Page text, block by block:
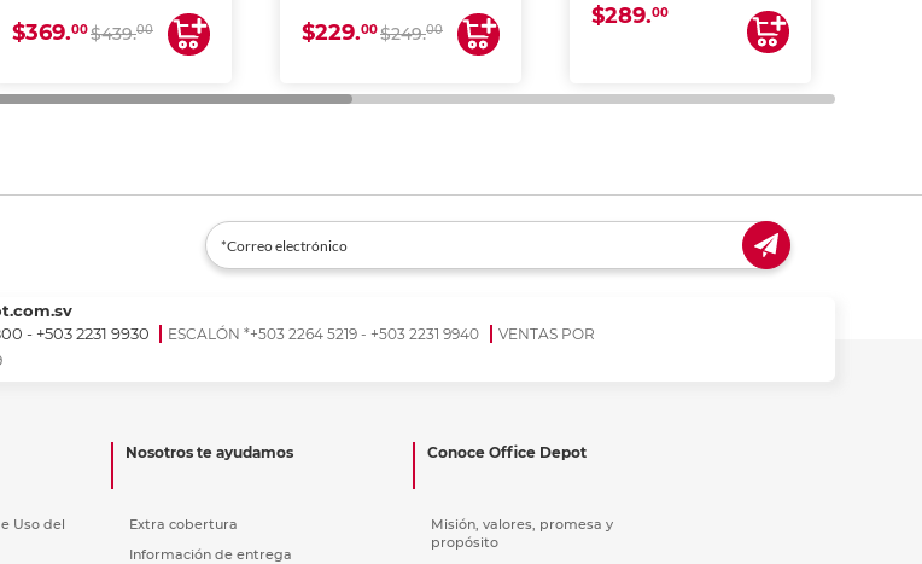
$369.00$439.00 $229.00$249.00
$289.00
- +503 2231 9930
ESCALÓN *+503 2264 5219 - +503 2231 9940
VENTAS POR
Uso del
Nosotros te ayudamos
Extra cobertura
Información de entrega
Conoce Office Depot
Misión, valores, promesa y
propósito